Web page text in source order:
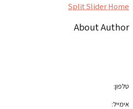
Split Slider Home
About Author
טלפון:
אימייל: